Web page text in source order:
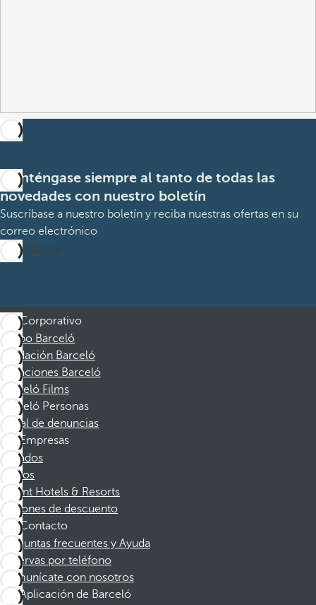
Manténgase siempre al tanto de todas las
novedades con nuestro boletín
Suscríbase a nuestro boletín y reciba nuestras ofertas en su
correo electrónico
Suscribirme
Corporativo
Grupo Barceló
Fundación Barceló
Vacaciones Barceló
Barceló Films
Barceló Personas
Canal de denuncias
Empresas
Afiliados
Socios
Dorint Hotels & Resorts
Cupones de descuento
Contacto
Preguntas frecuentes y Ayuda
Reservas por teléfono
Comunícate con nosotros
Aplicación de Barceló